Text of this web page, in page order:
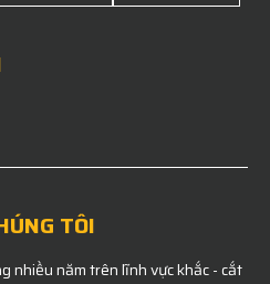
TÔI
nhiều năm trên lĩnh vực khắc - cắt